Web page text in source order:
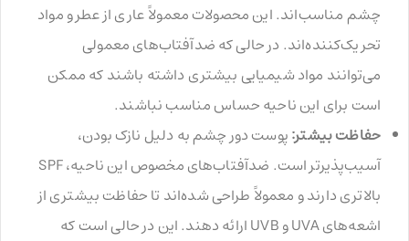
چشم مناسب‌اند. این محصولات معمولاً عاری از عطر و مواد
تحریک‌کننده‌اند. در حالی که ضدآفتاب‌های معمولی
می‌توانند مواد شیمیایی بیشتری داشته باشند که ممکن
است برای این ناحیه حساس مناسب نباشند.
حفاظت بیشتر:پوست دور چشم به دلیل نازک بودن،
آسیب‌پذیرتر است. ضدآفتاب‌های مخصوص این ناحیه، SPF
بالاتری دارند و معمولاً طراحی شده‌اند تا حفاظت بیشتری از
اشعه‌های UVA و UVB ارائه دهند. این در حالی است که